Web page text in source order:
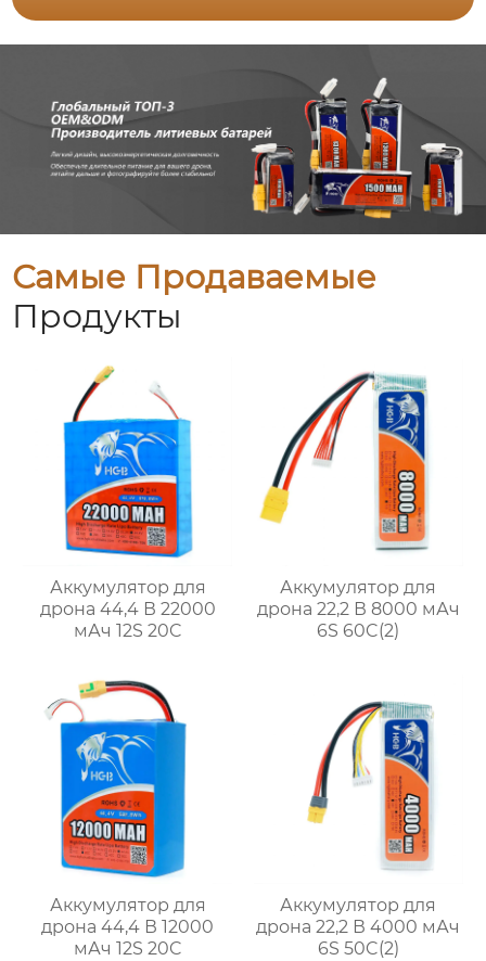
Самые Продаваемые
Продукты
Аккумулятор для
дрона 44,4 В 22000
мАч 12S 20C
Аккумулятор для
дрона 22,2 В 8000 мАч
6S 60C(2)
Аккумулятор для
дрона 44,4 В 12000
мАч 12S 20C
Аккумулятор для
дрона 22,2 В 4000 мАч
6S 50C(2)